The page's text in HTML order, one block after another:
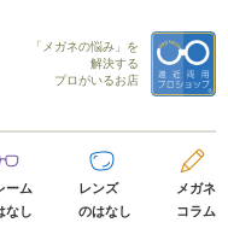
「メガネの悩み」を
解決する
プロがいるお店
ーム
なし
レンズ
のはなし
メガネ
コラム